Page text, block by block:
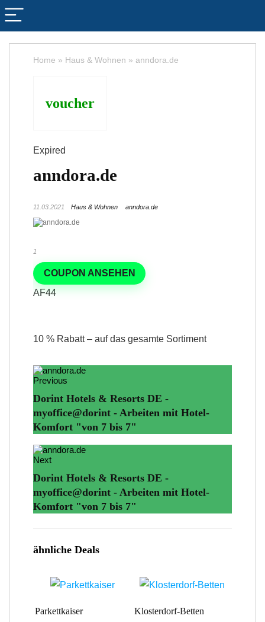
Home » Haus & Wohnen » anndora.de
voucher
Expired
anndora.de
11.03.2021 Haus & Wohnen anndora.de
1
COUPON ANSEHEN
AF44
10 % Rabatt – auf das gesamte Sortiment
Previous
Dorint Hotels & Resorts DE -
myoffice@dorint - Arbeiten mit Hotel-
Komfort "von 7 bis 7"
Next
Dorint Hotels & Resorts DE -
myoffice@dorint - Arbeiten mit Hotel-
Komfort "von 7 bis 7"
ähnliche Deals
Parkettkaiser Klosterdorf-Betten